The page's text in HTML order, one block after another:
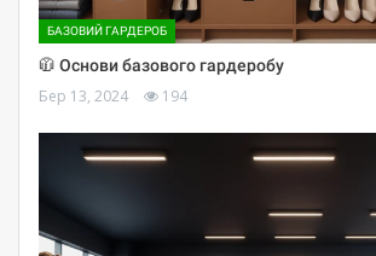
БАЗОВИЙ ГАРДЕРОБ
🧥 Основи базового гардеробу
Бер 13, 2024 194